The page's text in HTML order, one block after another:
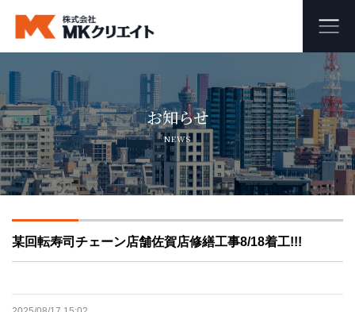
ホーム
MKクリエイトのワンストップ自社施工
ビル・マンション・商業施設の大規模修繕工事
外壁塗装・防水工事
オフィス・店舗の内装リフォーム・リノベーション
お知らせ
NEWS
某回転寿司チェーン店舗佐賀店修繕工事8/18着工!!!